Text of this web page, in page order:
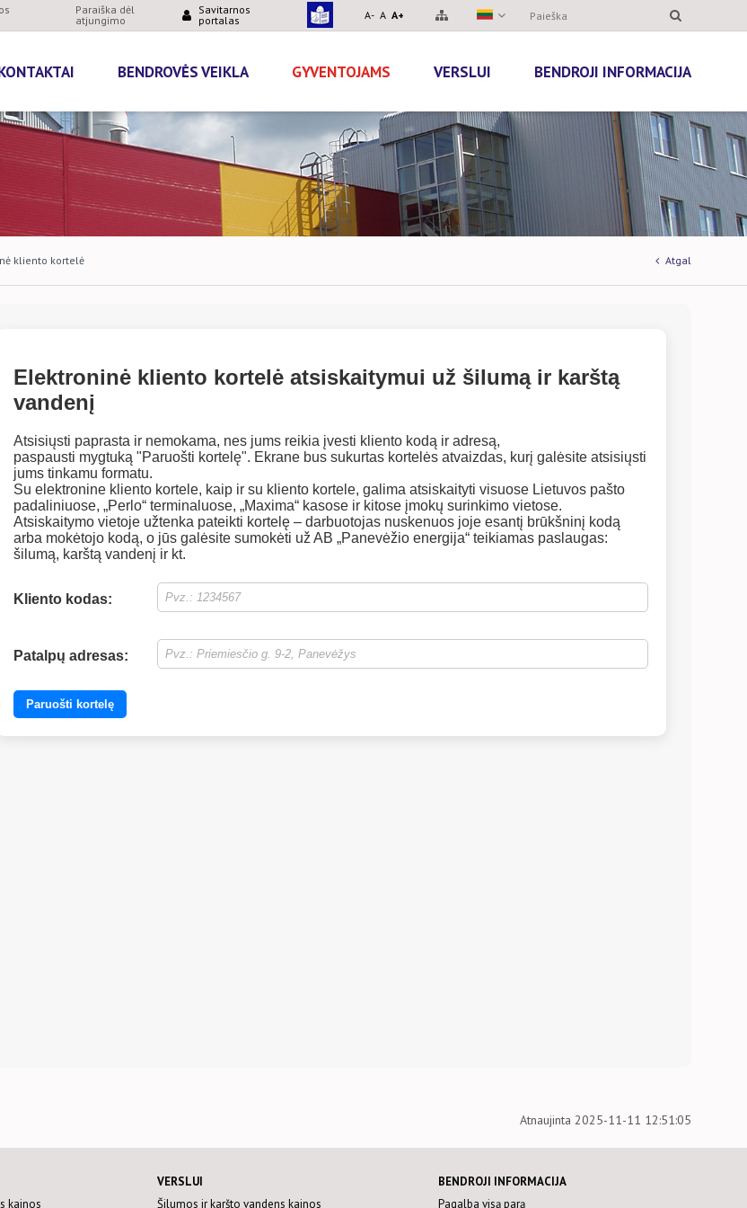
Paraiška dėl
atjungimo
Savitarnos
portalas
A- A A+
BENDROVĖS VEIKLA GYVENTOJAMS VERSLUI BENDROJI INFORMACIJA
kliento kortelė Atgal
Atnaujinta 2025-11-11 12:51:05
kainos
VERSLUI
Šilumos ir karšto vandens kainos
BENDROJI INFORMACIJA
Pagalba visą parą